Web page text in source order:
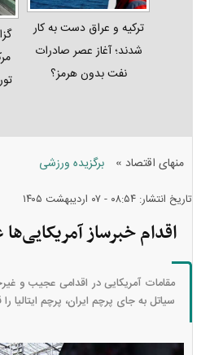
ترکیه و عراق دست به کار
شدند؛ آغاز عصر صادرات
نفت بدون هرمز؟
منهای اقتصاد » برگزیده ورزشی
تاریخ انتشار: ۰۸:۵۴ - ۰۷ ارديبهشت ۱۴۰۵
اقدام خبرساز آمریکایی‌ها
مقامات آمریکایی در اقدامی عجیب و
سیاتل به جای پرچم ایران، پرچم ایتالیا را